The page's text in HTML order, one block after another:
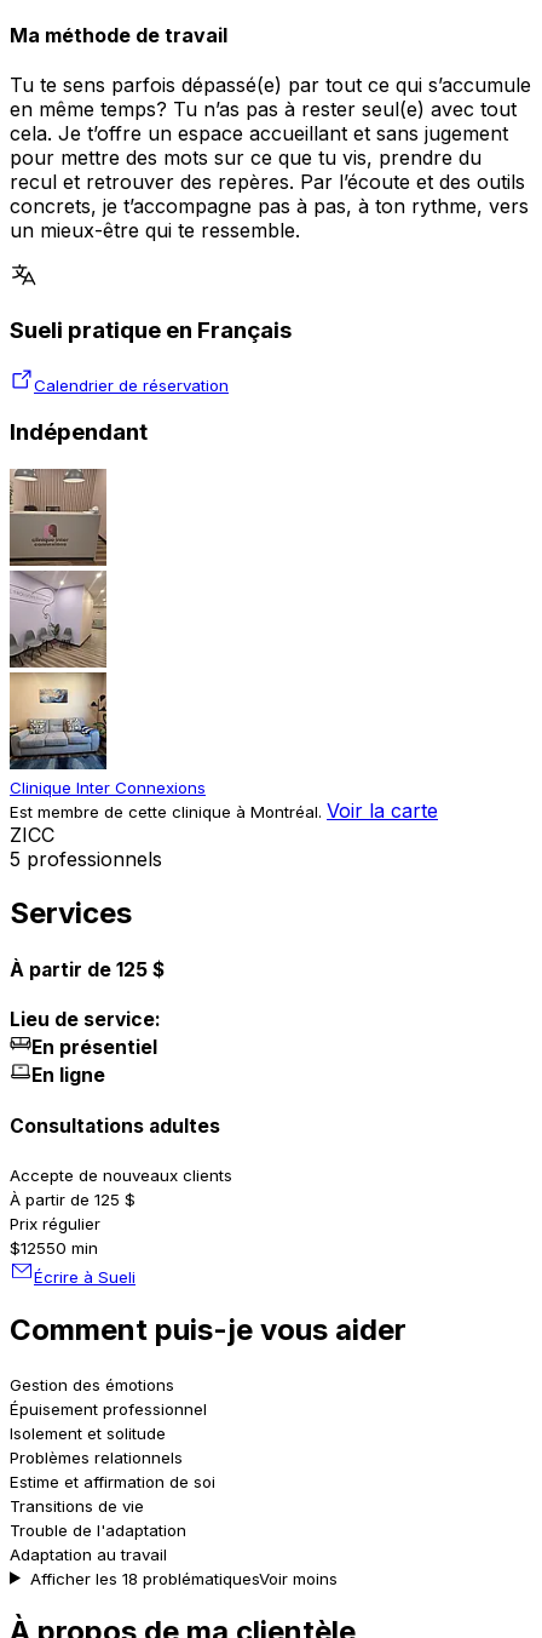
Ma méthode de travail
Tu te sens parfois dépassé(e) par tout ce qui s’accumule
en même temps? Tu n’as pas à rester seul(e) avec tout
cela. Je t’offre un espace accueillant et sans jugement
pour mettre des mots sur ce que tu vis, prendre du
recul et retrouver des repères. Par l’écoute et des outils
concrets, je t’accompagne pas à pas, à ton rythme, vers
un mieux-être qui te ressemble.
Sueli pratique en Français
Calendrier de réservation
Indépendant
Clinique Inter Connexions
Est membre de cette clinique à Montréal. Voir la carte
ZICC
5 professionnels
Services
À partir de 125 $
Lieu de service:
En présentiel
En ligne
Consultations adultes
Accepte de nouveaux clients
À partir de 125 $
Prix régulier
$12550 min
Écrire à Sueli
Comment puis-je vous aider
Gestion des émotions
Épuisement professionnel
Isolement et solitude
Problèmes relationnels
Estime et affirmation de soi
Transitions de vie
Trouble de l'adaptation
Adaptation au travail
Afficher les 18 problématiquesVoir moins
À propos de ma clientèle